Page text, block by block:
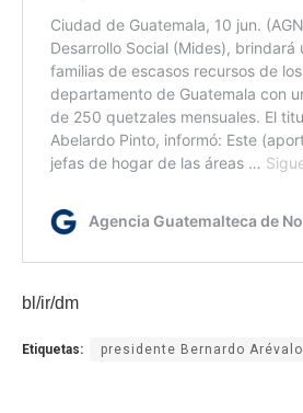
bl/ir/dm
Etiquetas: presidente Bernardo Arévalo